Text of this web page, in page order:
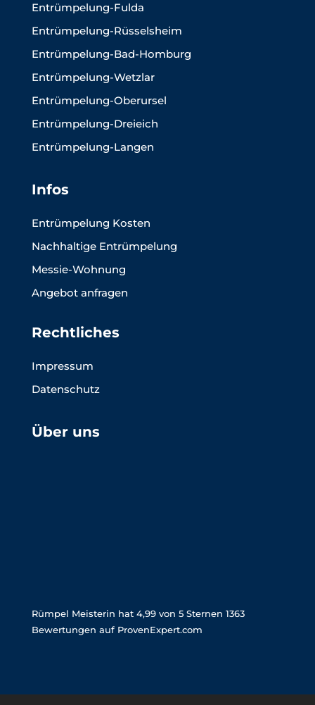
Entrümpelung-Fulda
Entrümpelung-Rüsselsheim
Entrümpelung-Bad-Homburg
Entrümpelung-Wetzlar
Entrümpelung-Oberursel
Entrümpelung-Dreieich
Entrümpelung-Langen
Infos
Entrümpelung Kosten
Nachhaltige Entrümpelung
Messie-Wohnung
Angebot anfragen
Rechtliches
Impressum
Datenschutz
Über uns
Rümpel Meisterin hat 4,99von 5Sternen 1363
Bewertungen auf ProvenExpert.com